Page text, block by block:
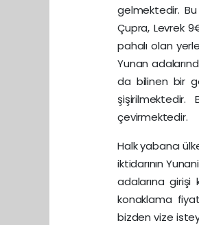
gelmektedir.
Çupra, Levrek
pahalı olan
Yunan
da bilinen bir
çevirmektedir.
Halk yabancı
iktidarının
adalarına
konaklama
bizden vize